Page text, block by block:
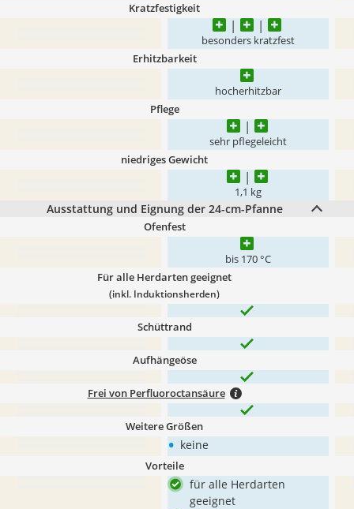
Kratzfestigkeit
besonders kratzfest
Erhitzbarkeit
hocherhitzbar
Pflege
sehr pflegeleicht
niedriges Gewicht
1,1 kg
Ausstattung und Eignung der 24-cm-Pfanne
Ofenfest
bis 170 °C
Für alle Herdarten geeignet
(inkl. Induktionsherden)
Schüttrand
Aufhängeöse
Frei von Perfluoroctansäure
Weitere Größen
• keine
Vorteile
für alle Herdarten
geeignet